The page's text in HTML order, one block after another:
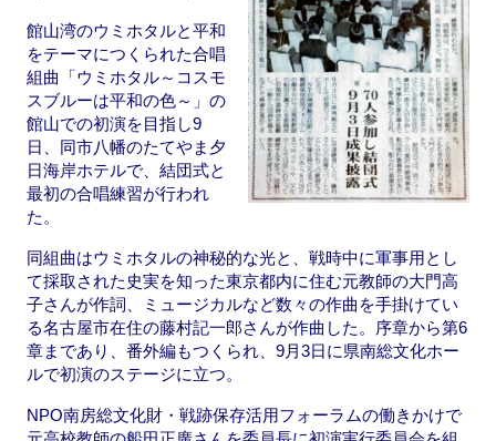
館山湾のウミホタルと平和
をテーマにつくられた合唱
組曲「ウミホタル～コスモ
スブルーは平和の色～」の
館山での初演を目指し9
日、同市八幡のたてやま夕
日海岸ホテルで、結団式と
最初の合唱練習が行われ
た。
同組曲はウミホタルの神秘的な光と、戦時中に軍事用とし
て採取された史実を知った東京都内に住む元教師の大門高
子さんが作詞、ミュージカルなど数々の作曲を手掛けてい
る名古屋市在住の藤村記一郎さんが作曲した。序章から第6
章まであり、番外編もつくられ、9月3日に県南総文化ホー
ルで初演のステージに立つ。
NPO南房総文化財・戦跡保存活用フォーラムの働きかけで